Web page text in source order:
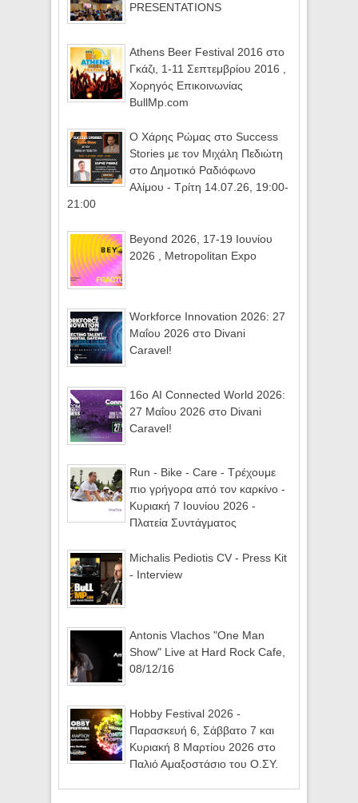
PRESENTATIONS
Athens Beer Festival 2016 στο
Γκάζι, 1-11 Σεπτεμβρίου 2016 ,
Χορηγός Επικοινωνίας
BullMp.com
Ο Χάρης Ρώμας στο Success
Stories με τον Μιχάλη Πεδιώτη
στο Δημοτικό Ραδιόφωνο
Αλίμου - Τρίτη 14.07.26, 19:00-
21:00
Beyond 2026, 17-19 Ιουνίου
2026 , Metropolitan Expo
Workforce Innovation 2026: 27
Μαΐου 2026 στο Divani
Caravel!
16ο AI Connected World 2026:
27 Μαΐου 2026 στο Divani
Caravel!
Run - Bike - Care - Τρέχουμε
πιο γρήγορα από τον καρκίνο -
Κυριακή 7 Ιουνίου 2026 -
Πλατεία Συντάγματος
Michalis Pediotis CV - Press Kit
- Interview
Antonis Vlachos "One Man
Show" Live at Hard Rock Cafe,
08/12/16
Hobby Festival 2026 -
Παρασκευή 6, Σάββατο 7 και
Κυριακή 8 Μαρτίου 2026 στο
Παλιό Αμαξοστάσιο του Ο.ΣΥ.